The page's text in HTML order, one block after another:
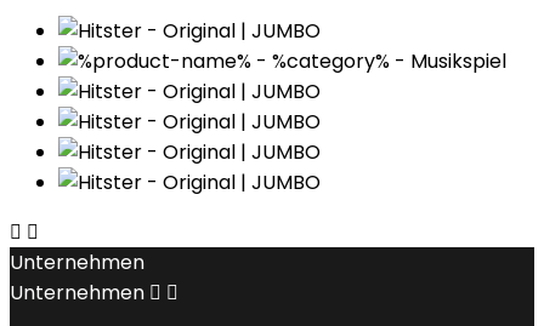
 
Unternehmen
Unternehmen  